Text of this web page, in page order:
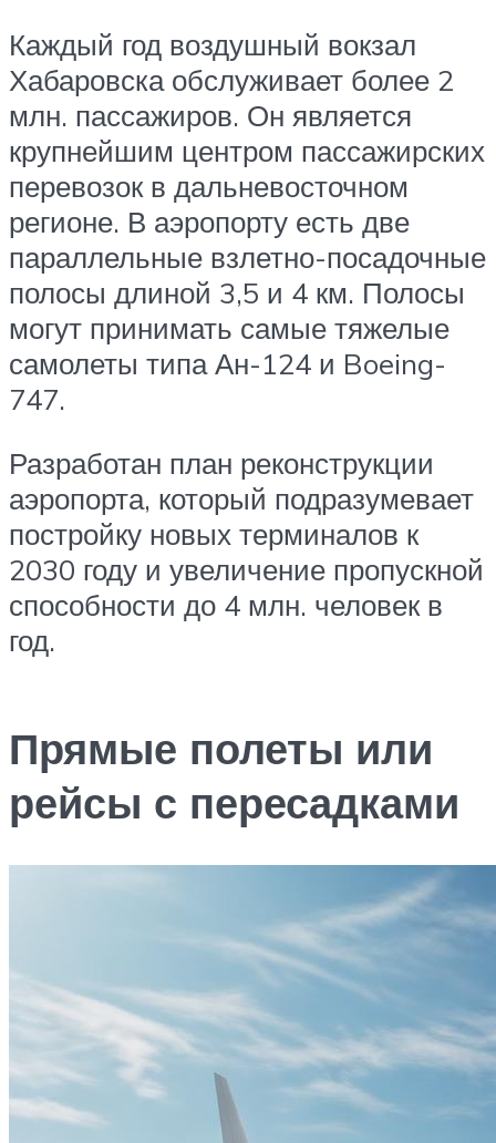
Каждый год воздушный вокзал
Хабаровска обслуживает более 2
млн. пассажиров. Он является
крупнейшим центром пассажирских
перевозок в дальневосточном
регионе. В аэропорту есть две
параллельные взлетно-посадочные
полосы длиной 3,5 и 4 км. Полосы
могут принимать самые тяжелые
самолеты типа Ан-124 и Boeing-
747.
Разработан план реконструкции
аэропорта, который подразумевает
постройку новых терминалов к
2030 году и увеличение пропускной
способности до 4 млн. человек в
год.
Прямые полеты или
рейсы с пересадками